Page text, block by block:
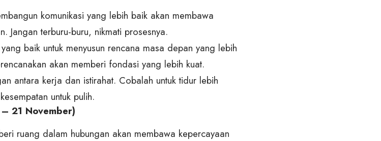
komunikasi yang lebih baik akan membawa
Jangan terburu-buru, nikmati prosesnya.
baik untuk menyusun rencana masa depan yang lebih
akan memberi fondasi yang lebih kuat.
antara kerja dan istirahat. Cobalah untuk tidur lebih
untuk pulih.
21 November)
ruang dalam hubungan akan membawa kepercayaan